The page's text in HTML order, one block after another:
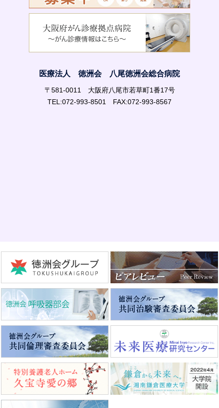
医療法人 徳洲会 八尾徳洲会総合病院
〒581-0011 大阪府八尾市若草町1番17号
TEL:072-993-8501 FAX:072-993-8567